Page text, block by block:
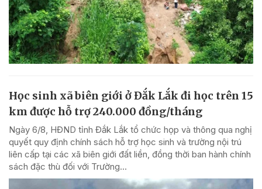
Học sinh xã biên giới ở Đắk Lắk đi học trên 15
km được hỗ trợ 240.000 đồng/tháng
Ngày 6/8, HĐND tỉnh Đắk Lắk tổ chức họp và thông qua nghị
quyết quy định chính sách hỗ trợ học sinh và trường nội trú
liên cấp tại các xã biên giới đất liền, đồng thời ban hành chính
sách đặc thù đối với Trường...